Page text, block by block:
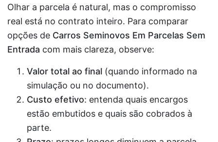
Olhar a parcela é natural, mas o compromisso
real está no contrato inteiro. Para comparar
opções de Carros Seminovos Em Parcelas Sem
Entrada com mais clareza, observe:
Valor total ao final (quando informado na
simulação ou no documento).
Custo efetivo: entenda quais encargos
estão embutidos e quais são cobrados à
parte.